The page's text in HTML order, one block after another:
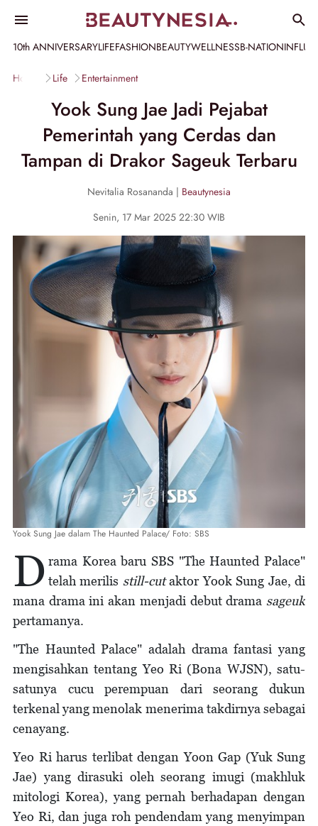
10th ANNIVERSARYLIFEFASHIONBEAUTYWELLNESSB-NATION
Home Life Entertainment
Yook Sung Jae Jadi Pejabat
Pemerintah yang Cerdas dan
Tampan di Drakor Sageuk Terbaru
Nevitalia Rosananda | Beautynesia
Senin, 17 Mar 2025 22:30 WIB
Yook Sung Jae dalam The Haunted Palace/ Foto: SBS
D rama Korea baru SBS "The Haunted Palace"
telah merilis still-cutaktor Yook Sung Jae, di
mana drama ini akan menjadi debut drama sageuk
pertamanya.
"The Haunted Palace" adalah drama fantasi yang
mengisahkan tentang Yeo Ri (Bona WJSN), satu-
satunya cucu perempuan dari seorang dukun
terkenal yang menolak menerima takdirnya sebagai
cenayang.
Yeo Ri harus terlibat dengan Yoon Gap (Yuk Sung
Jae) yang dirasuki oleh seorang imugi (makhluk
mitologi Korea), yang pernah berhadapan dengan
Yeo Ri, dan juga roh pendendam yang menyimpan